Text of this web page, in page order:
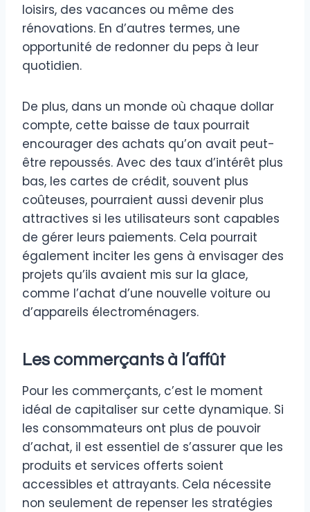
loisirs, des vacances ou même des
rénovations. En d’autres termes, une
opportunité de redonner du peps à leur
quotidien.
De plus, dans un monde où chaque dollar
compte, cette baisse de taux pourrait
encourager des achats qu’on avait peut-
être repoussés. Avec des taux d’intérêt plus
bas, les cartes de crédit, souvent plus
coûteuses, pourraient aussi devenir plus
attractives si les utilisateurs sont capables
de gérer leurs paiements. Cela pourrait
également inciter les gens à envisager des
projets qu’ils avaient mis sur la glace,
comme l’achat d’une nouvelle voiture ou
d’appareils électroménagers.
Les commerçants à l’affût
Pour les commerçants, c’est le moment
idéal de capitaliser sur cette dynamique. Si
les consommateurs ont plus de pouvoir
d’achat, il est essentiel de s’assurer que les
produits et services offerts soient
accessibles et attrayants. Cela nécessite
non seulement de repenser les stratégies